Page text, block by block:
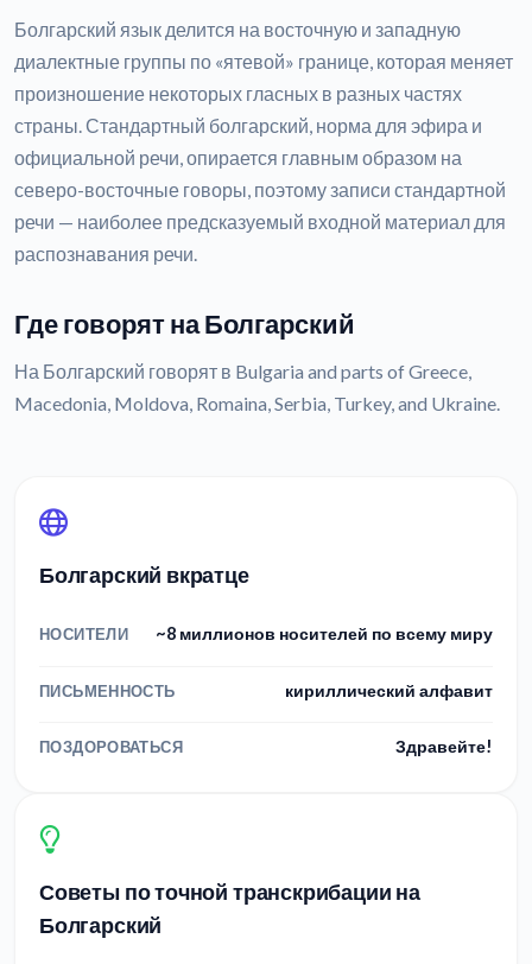
Болгарский язык делится на восточную и западную
диалектные группы по «ятевой» границе, которая меняет
произношение некоторых гласных в разных частях
страны. Стандартный болгарский, норма для эфира и
официальной речи, опирается главным образом на
северо-восточные говоры, поэтому записи стандартной
речи — наиболее предсказуемый входной материал для
распознавания речи.
Где говорят на Болгарский
На Болгарский говорят в Bulgaria and parts of Greece,
Macedonia, Moldova, Romaina, Serbia, Turkey, and Ukraine.
Болгарский вкратце
НОСИТЕЛИ ~8 миллионов носителей по всему миру
ПИСЬМЕННОСТЬ кириллический алфавит
ПОЗДОРОВАТЬСЯ Здравейте!
Советы по точной транскрибации на
Болгарский